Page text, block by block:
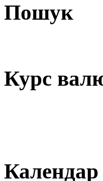
Пошук
Курс
Календар